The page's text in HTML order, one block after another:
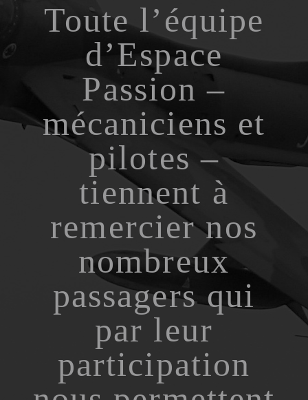
Toute l’équipe
d’Espace
Passion –
mécaniciens et
pilotes –
tiennent à
remercier nos
nombreux
passagers qui
par leur
participation